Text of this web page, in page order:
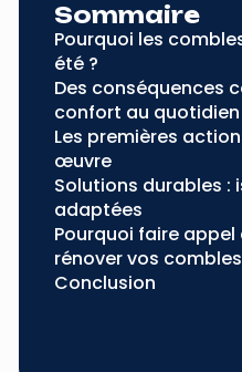
Sommaire
Pourquoi les
été ?
Des conséquences
confort au quotidien
Les premières
œuvre
Solutions durables
adaptées
Pourquoi faire
rénover vos
Conclusion